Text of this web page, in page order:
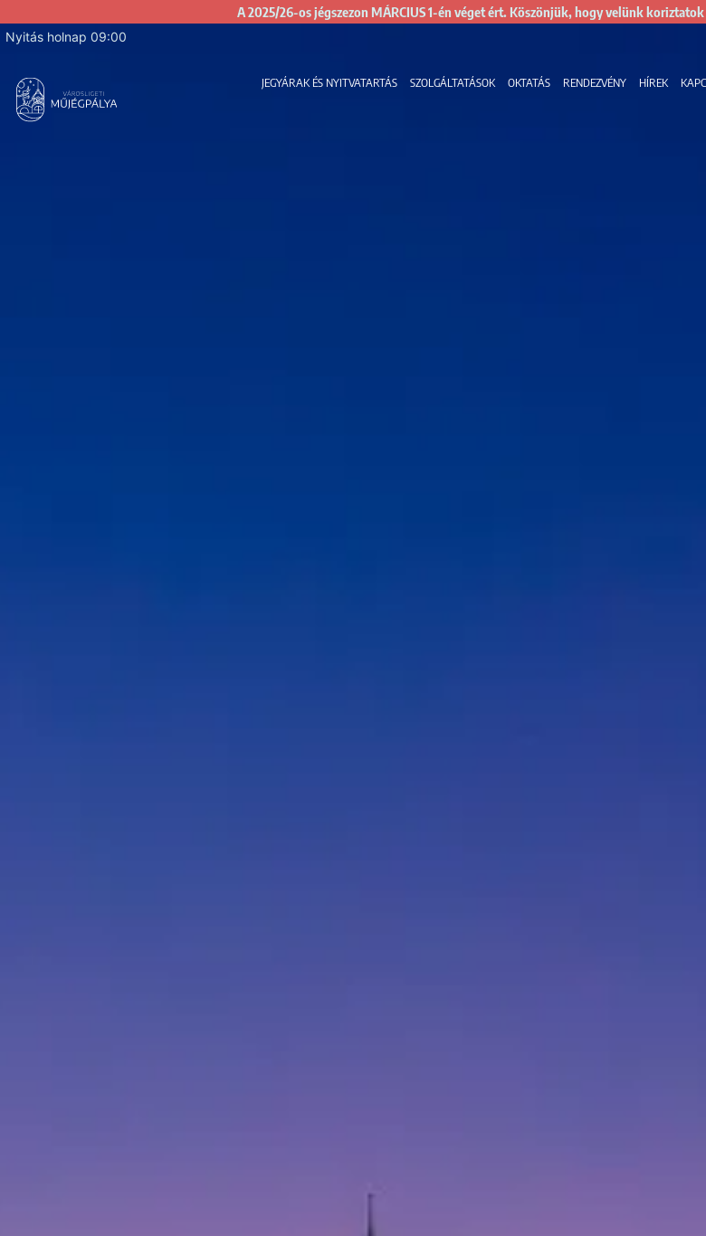
A 2025/26-os jégszezon MÁRCIUS 1-én véget ért. Köszönjük, hogy velünk
Nyitás holnap 09:00
JEGYÁRAK ÉS NYITVATARTÁS SZOLGÁLTATÁSOK OKTATÁS RENDEZVÉNY HÍREK